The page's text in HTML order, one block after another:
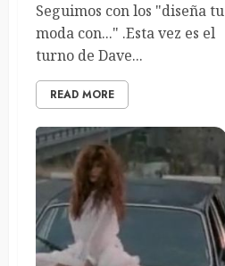
Seguimos con los "diseña tu
moda con..." .Esta vez es el
turno de Dave...
READ MORE